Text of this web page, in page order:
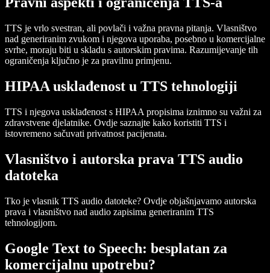
TTS je vrlo svestran, ali povlači i važna pravna pitanja. Vlasništvo
nad generiranim zvukom i njegova uporaba, posebno u komercijalne
svrhe, moraju biti u skladu s autorskim pravima. Razumijevanje tih
ograničenja ključno je za pravilnu primjenu.
HIPAA usklađenost u TTS tehnologiji
TTS i njegova usklađenost s HIPAA propisima iznimno su važni za
zdravstvene djelatnike. Ovdje saznajte kako koristiti TTS i
istovremeno sačuvati privatnost pacijenata.
Vlasništvo i autorska prava TTS audio
datoteka
Tko je vlasnik TTS audio datoteke? Ovdje objašnjavamo autorska
prava i vlasništvo nad audio zapisima generiranim TTS
tehnologijom.
Google Text to Speech: besplatan za
komercijalnu upotrebu?